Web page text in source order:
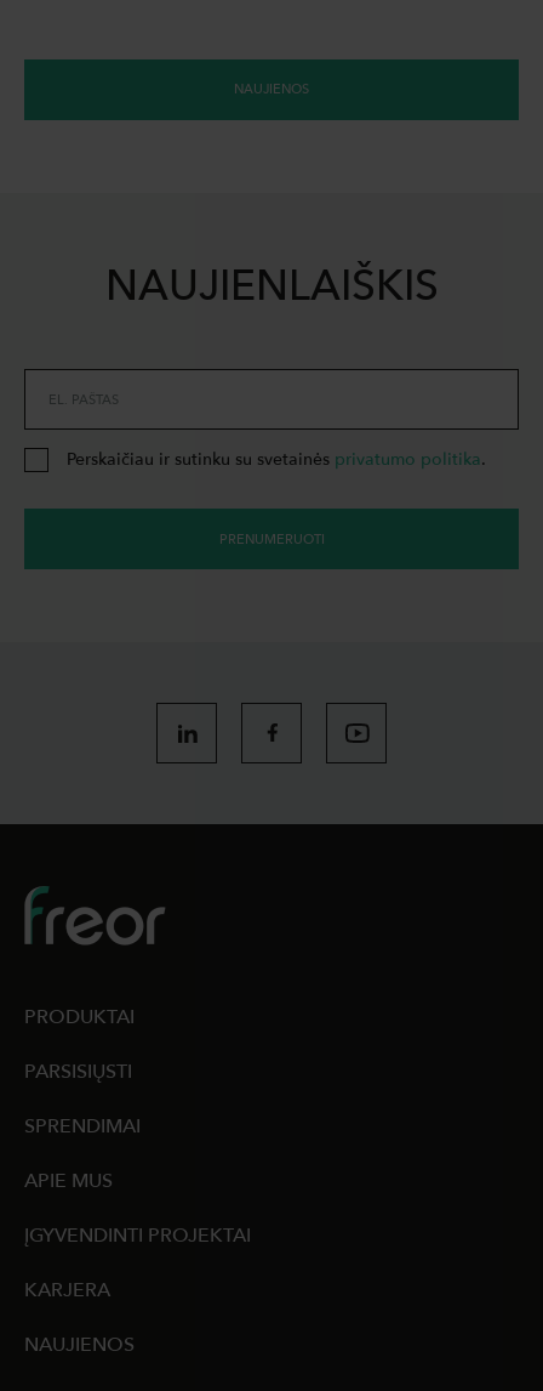
NAUJIENOS
NAUJIENLAIŠKIS
EL. PAŠTAS
Perskaičiau ir sutinku su svetainės privatumo politika.
PRENUMERUOTI
PRODUKTAI
PARSISIŲSTI
SPRENDIMAI
APIE MUS
ĮGYVENDINTI PROJEKTAI
KARJERA
NAUJIENOS